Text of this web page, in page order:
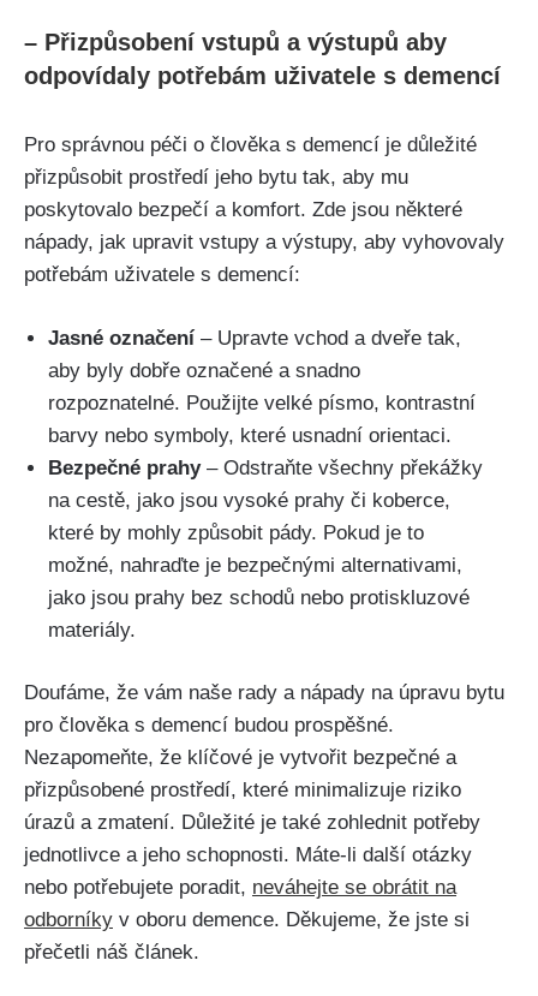
– Přizpůsobení vstupů a výstupů aby
odpovídaly potřebám uživatele s demencí
Pro správnou péči o člověka s demencí je důležité
přizpůsobit prostředí jeho bytu tak, aby mu
poskytovalo bezpečí a komfort. Zde jsou některé
nápady, jak upravit vstupy a výstupy, aby vyhovovaly
potřebám uživatele s demencí:
Jasné označení – Upravte vchod a dveře tak,
aby byly dobře označené a snadno
rozpoznatelné. Použijte velké písmo, kontrastní
barvy nebo symboly, které usnadní orientaci.
Bezpečné prahy– Odstraňte všechny překážky
na cestě, jako jsou vysoké prahy či koberce,
které by mohly způsobit pády. Pokud je to
možné, nahraďte je bezpečnými alternativami,
jako jsou prahy bez schodů nebo protiskluzové
materiály.
Doufáme, že vám naše rady a nápady na úpravu bytu
pro člověka s demencí budou prospěšné.
Nezapomeňte, že klíčové je vytvořit bezpečné a
přizpůsobené prostředí, které minimalizuje riziko
úrazů a zmatení. Důležité je také zohlednit potřeby
jednotlivce a jeho schopnosti. Máte-li další otázky
nebo potřebujete poradit, neváhejte se obrátit na
odborníky v oboru demence. Děkujeme, že jste si
přečetli náš článek.